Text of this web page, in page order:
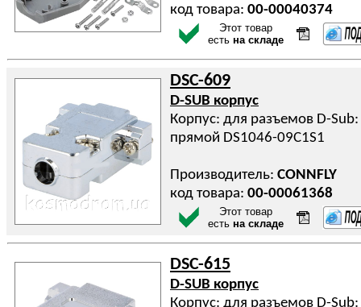
код товара: 00-00040374
Этот товар
есть на складе
DSC-609
D-SUB корпус
Корпус: для разъемов D-
прямой DS1046-09C1S1
Производитель: CONNFLY
код товара: 00-00061368
Этот товар
есть на складе
DSC-615
D-SUB корпус
Корпус: для разъемов D-